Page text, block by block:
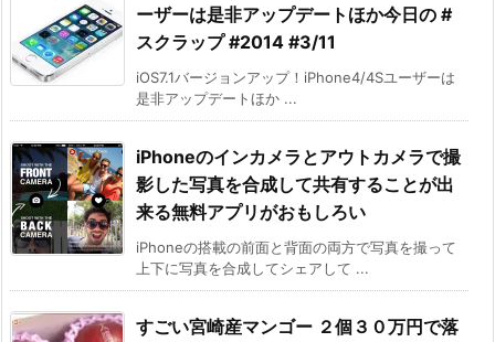
ーザーは是非アップデートほか今日の #
スクラップ #2014 #3/11
iOS7.1バージョンアップ！iPhone4/4Sユーザーは
是非アップデートほか ...
iPhoneのインカメラとアウトカメラで撮
影した写真を合成して共有することが出
来る無料アプリがおもしろい
iPhoneの搭載の前面と背面の両方で写真を撮って
上下に写真を合成してシェアして ...
すごい宮崎産マンゴー ２個３０万円で落